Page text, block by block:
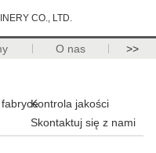
CO., LTD.
O nas >>
Kontrola jakości
Skontaktuj się z nami